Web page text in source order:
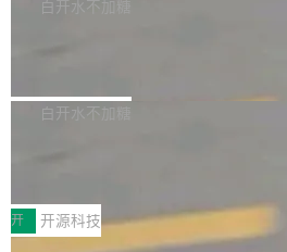
个主 agent 循环，外加一组后台 agent
白开水不加糖
库，并将作为transport接入Mooncake
MPComm将作为一种传输引擎接入
ENT，实现零拷贝传输性能提升30%、
白开水不加糖
型案例入选名单》，深信服“面向企业研
开源 AI 编程平台 CoStrict 应用”凭借卓
开 开源科技